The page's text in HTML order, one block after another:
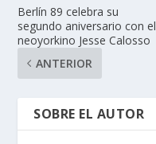
Berlín 89 celebra su
segundo aniversario con el
neoyorkino Jesse Calosso
ANTERIOR
SOBRE EL AUTOR